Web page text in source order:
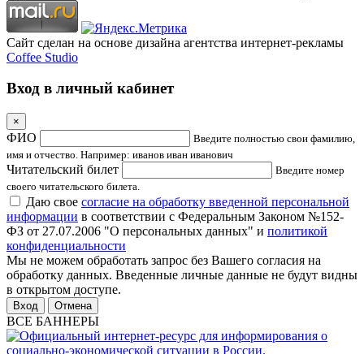
Сайт сделан на основе дизайна агентства интернет-рекламы
Coffee Studio
Вход в личный кабинет
×
ФИО
Введите полностью свои фамилию,
имя и отчество. Например: иванов иван иванович
Читательский билет
Введите номер
своего читательского билета.
Даю свое согласие на обработку введенной персональной
информации в соответствии с Федеральным Законом №152-
ФЗ от 27.07.2006 "О персональных данных" и политикой
конфиденциальности
Мы не можем обработать запрос без Вашего согласия на
обработку данных. Введенные личные данные не будут видны
в открытом доступе.
Отмена
ВСЕ БАННЕРЫ